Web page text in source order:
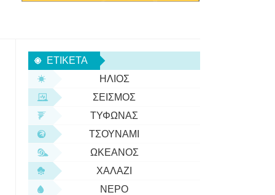
ΕΤΙΚΈΤΑ
ΉΛΙΟΣ
ΣΕΙΣΜΌΣ
ΤΥΦΏΝΑΣ
ΤΣΟΥΝΆΜΙ
ΩΚΕΑΝΌΣ
ΧΑΛΆΖΙ
ΝΕΡΌ